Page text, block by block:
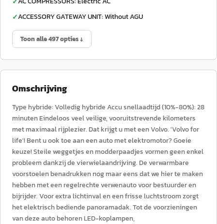
✓ACCESSORY GATEWAY UNIT: Without AGU
Toon alle 497 opties ↓
Omschrijving
Type hybride: Volledig hybride Accu snellaadtijd (10%-80%): 28
minuten Eindeloos veel veilige, vooruitstrevende kilometers
met maximaal rijplezier. Dat krijgt u met een Volvo. 'Volvo for
life'! Bent u ook toe aan een auto met elektromotor? Goeie
keuze! Steile weggetjes en modderpaadjes vormen geen enkel
probleem dankzij de vierwielaandrijving. De verwarmbare
voorstoelen benadrukken nog maar eens dat we hier te maken
hebben met een regelrechte verwenauto voor bestuurder en
bijrijder. Voor extra lichtinval en een frisse luchtstroom zorgt
het elektrisch bediende panoramadak. Tot de voorzieningen
van deze auto behoren LED-koplampen,